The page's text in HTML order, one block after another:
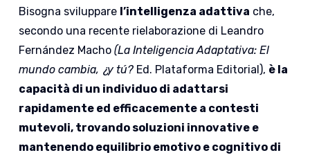
Bisogna sviluppare l’intelligenza adattiva che,
secondo una recente rielaborazione di Leandro
Fernández Macho(La Inteligencia Adaptativa: El
mundo cambia, ¿y tú? Ed. Plataforma Editorial), è la
capacità di un individuo di adattarsi
rapidamente ed efficacemente a contesti
mutevoli, trovando soluzioni innovative e
mantenendo equilibrio emotivo e cognitivo di